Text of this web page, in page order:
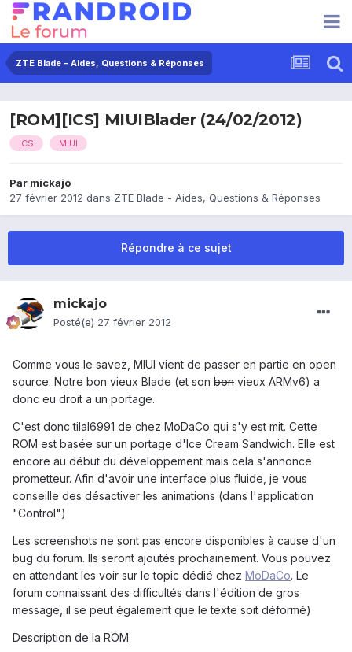
ZTE Blade - Aides, Questions & Réponses
[ROM][ICS] MIUIBlader (24/02/2012)
ICS MIUI
Par mickajo
27 février 2012 dans ZTE Blade - Aides, Questions & Réponses
Répondre à ce sujet
mickajo
Posté(e) 27 février 2012
Comme vous le savez, MIUI vient de passer en partie en open
source. Notre bon vieux Blade (et son bon vieux ARMv6) a
donc eu droit a un portage.
C'est donc tilal6991 de chez MoDaCo qui s'y est mit. Cette
ROM est basée sur un portage d'Ice Cream Sandwich. Elle est
encore au début du développement mais cela s'annonce
prometteur. Afin d'avoir une interface plus fluide, je vous
conseille des désactiver les animations (dans l'application
"Control")
Les screenshots ne sont pas encore disponibles à cause d'un
bug du forum. Ils seront ajoutés prochainement. Vous pouvez
en attendant les voir sur le topic dédié chez MoDaCo. Le
forum connaissant des difficultés dans l'édition de gros
message, il se peut également que le texte soit déformé)
Description de la ROM